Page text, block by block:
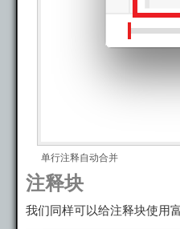
单行注释自动合并
注释块
我们同样可以给注释块使用